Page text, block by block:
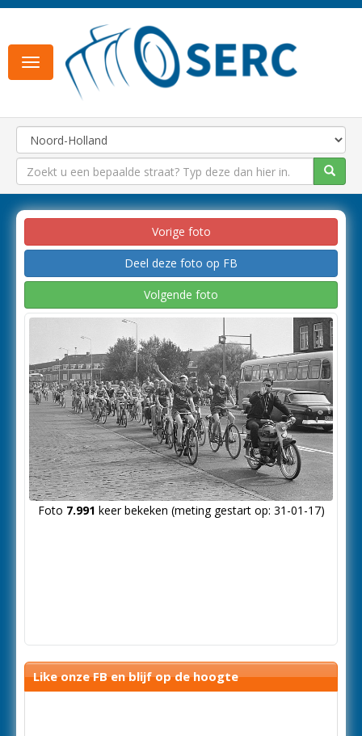
Toggle
navigation
Vorige foto
Deel deze foto op FB
Volgende foto
Foto 7.991 keer bekeken (meting gestart op: 31-01-17)
Like onze FB en blijf op de hoogte